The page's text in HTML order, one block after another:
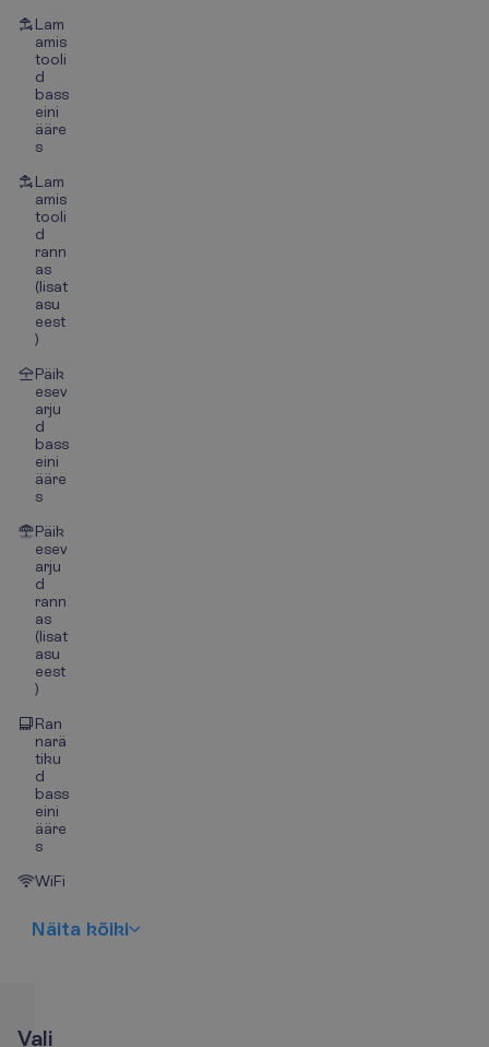
Lam
amis
tooli
d
bass
eini
ääre
s
Lam
amis
tooli
d
rann
as
(lisat
asu
eest
)
Päik
esev
arju
d
bass
eini
ääre
s
Päik
esev
arju
d
rann
as
(lisat
asu
eest
)
Ran
narä
tiku
d
bass
eini
ääre
s
WiFi
Näita kõiki
Vali